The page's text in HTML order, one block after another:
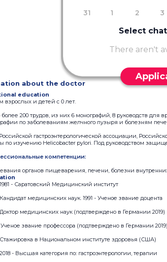
31 1 2 3
Select
There aren't
about the doctor
education
взрослых и детей с 0 лет.
более 200 трудов, из них 6 монографий, 8 руководств
по заболеваниям желчного пузыря и болезням
гастроэнтерологической ассоциации,
по изучению Helicobacter pylori. Под руководством
компетенции:
органов пищеварения, печени, болезни
1981 - Саратовский Медицинский институт
Кандидат медицинских наук. 1991 - Ученое звание доцента
Доктор медицинских наук (подтверждено в Германии 2019)
Ученое звание профессора (подтверждено в Германии 2019)
Стажировка в Национальном институте здоровья (США)
- Высшая категория по: гастроэнтерологии, терапии